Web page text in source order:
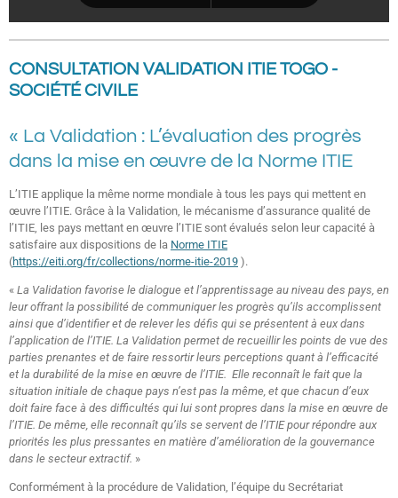
CONSULTATION VALIDATION ITIE TOGO -
SOCIÉTÉ CIVILE
« La Validation : L’évaluation des progrès
dans la mise en œuvre de la Norme ITIE
L’ITIE applique la même norme mondiale à tous les pays qui mettent en
œuvre l’ITIE. Grâce à la Validation, le mécanisme d’assurance qualité de
l’ITIE, les pays mettant en œuvre l’ITIE sont évalués selon leur capacité à
satisfaire aux dispositions de la Norme ITIE
(https://eiti.org/fr/collections/norme-itie-2019 ).
« La Validation favorise le dialogue et l’apprentissage au niveau des pays, en
leur offrant la possibilité de communiquer les progrès qu’ils accomplissent
ainsi que d’identifier et de relever les défis qui se présentent à eux dans
l’application de l’ITIE. La Validation permet de recueillir les points de vue des
parties prenantes et de faire ressortir leurs perceptions quant à l’efficacité
et la durabilité de la mise en œuvre de l’ITIE. Elle reconnaît le fait que la
situation initiale de chaque pays n’est pas la même, et que chacun d’eux
doit faire face à des difficultés qui lui sont propres dans la mise en œuvre de
l’ITIE. De même, elle reconnaît qu’ils se servent de l’ITIE pour répondre aux
priorités les plus pressantes en matière d’amélioration de la gouvernance
dans le secteur extractif. »
Conformément à la procédure de Validation, l’équipe du Secrétariat